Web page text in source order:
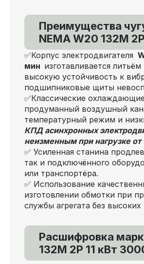
Преимущества
NEMA W20 132M
✅Корпус электродвигателя
мин изготавливается
высокую устойчивость к
подшипниковые щиты
✅Классические
продуманный воздушный
температурный режим и
КПД асинхронных
неизменным при нагрузке от
✅ Усиленная станина
так и подключённого
или транспортёра.
✅ Использование
изготовлении обмотки при
службы агрегата без
Расшифровка
132M 2P 11 кВт